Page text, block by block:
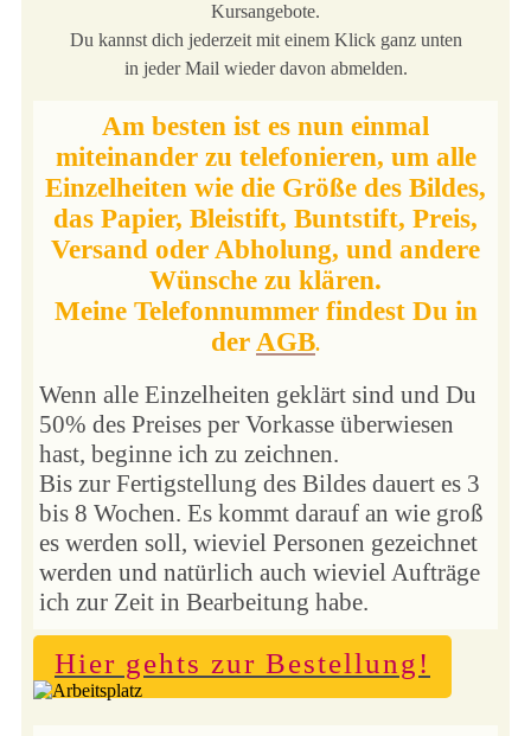
Kursangebote.
Du kannst dich jederzeit mit einem Klick ganz unten
in jeder Mail wieder davon abmelden.
Am besten ist es nun einmal
miteinander zu telefonieren, um alle
Einzelheiten wie die Größe des Bildes,
das Papier, Bleistift, Buntstift, Preis,
Versand oder Abholung, und andere
Wünsche zu klären.
Meine Telefonnummer findest Du in
der AGB.
Wenn alle Einzelheiten geklärt sind und Du
50% des Preises per Vorkasse überwiesen
hast, beginne ich zu zeichnen.
Bis zur Fertigstellung des Bildes dauert es 3
bis 8 Wochen. Es kommt darauf an wie groß
es werden soll, wieviel Personen gezeichnet
werden und natürlich auch wieviel Aufträge
ich zur Zeit in Bearbeitung habe.
Hier gehts zur Bestellung!